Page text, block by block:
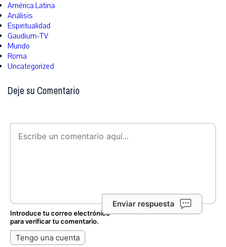
América Latina
Análisis
Espiritualidad
Gaudium-TV
Mundo
Roma
Uncategorized
Deje su Comentario
Enviar respuesta
Introduce tu correo electrónico
para verificar tu comentario.
Tengo una cuenta